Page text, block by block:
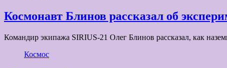
Космонавт Блинов рассказал об
Командир экипажа SIRIUS-21 Олег Блинов рассказал, как
Космос